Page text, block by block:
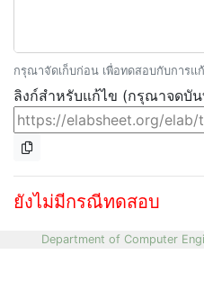
กรุณาจัดเก็บก่อน เพื่อทดสอบกับการแ
ลิงก์สำหรับแก้ไข (กรุณาจดบั
ยังไม่มีกรณีทดสอบ
Department of Computer